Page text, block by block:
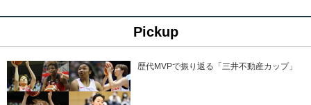
Pickup
歴代MVPで振り返る「三井不動産カップ」